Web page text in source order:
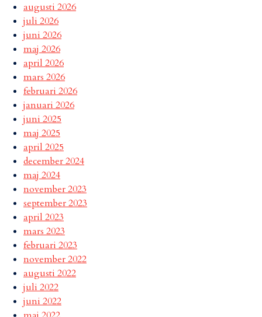
augusti 2026
juli 2026
juni 2026
maj 2026
april 2026
mars 2026
februari 2026
januari 2026
juni 2025
maj 2025
april 2025
december 2024
maj 2024
november 2023
september 2023
april 2023
mars 2023
februari 2023
november 2022
augusti 2022
juli 2022
juni 2022